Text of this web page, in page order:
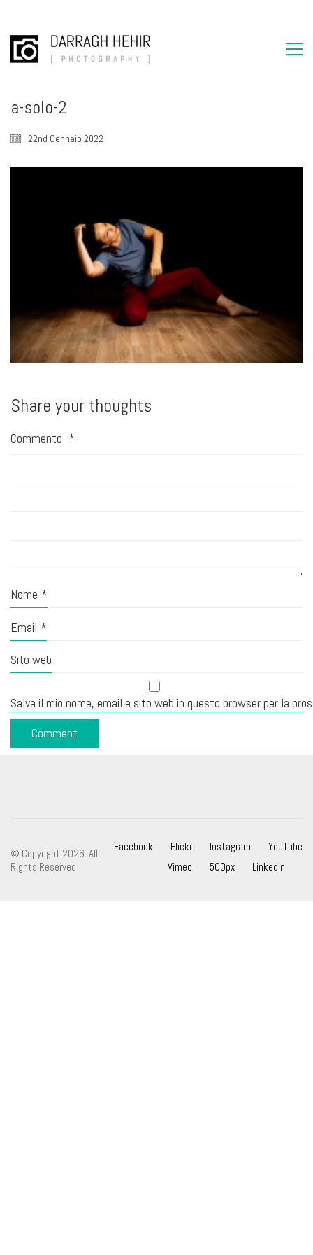
a-solo-2
22nd Gennaio 2022
Share your thoughts
Commento *
Nome *
Email *
Sito web
Salva il mio nome, email e sito web in questo browser per la
Facebook Flickr Instagram
YouTube
Vimeo
500px LinkedIn
© Copyright 2026. All
Rights Reserved